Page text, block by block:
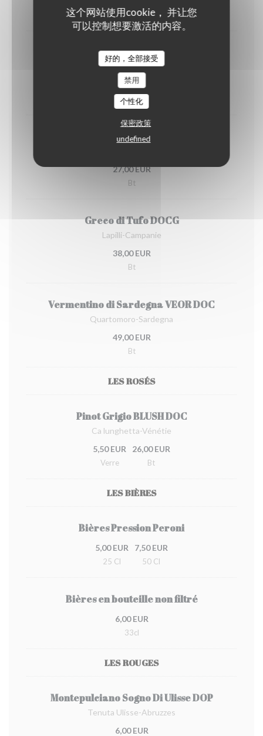
这个网站使用cookie， 并让您
可以控制想要激活的内容。
好的，全部接受
禁用
个性化
保密政策
undefined
Verre
Chardonnay Vitese DOC BIO
Colomba Bianca - Sicile
6,00 EUR
Verre
Chardonnay Vitese DOC BIO
27,00 EUR
Bt
Greco di Tufo DOCG
Lapilli-Campanie
38,00 EUR
Bt
Vermentino di Sardegna VEOR DOC
Quartomoro-Sardegna
49,00 EUR
Bt
LES ROSÉS
Pinot Grigio BLUSH DOC
Ca lunghetta-Vénétie
5,50 EUR
Verre
26,00 EUR
Bt
LES BIÈRES
Bières Pression Peroni
5,00 EUR
25 Cl
7,50 EUR
50 Cl
Bières en bouteille non filtré
6,00 EUR
33cl
LES ROUGES
Montepulciano Sogno Di Ulisse DOP
Tenuta Ulisse-Abruzzes
6,00 EUR